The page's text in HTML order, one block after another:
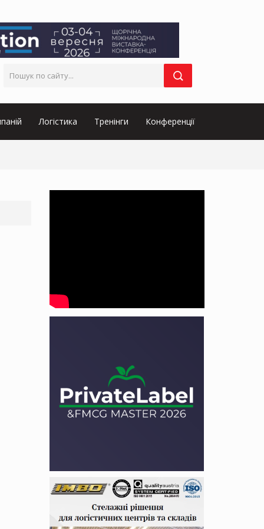
Логістика Тренінги Конференції